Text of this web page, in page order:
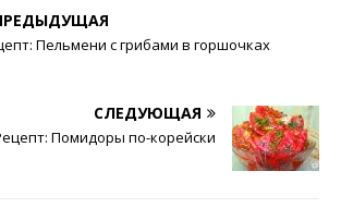
Пельмени с грибами в горшочках
СЛЕДУЮЩАЯ
Помидоры по-корейски